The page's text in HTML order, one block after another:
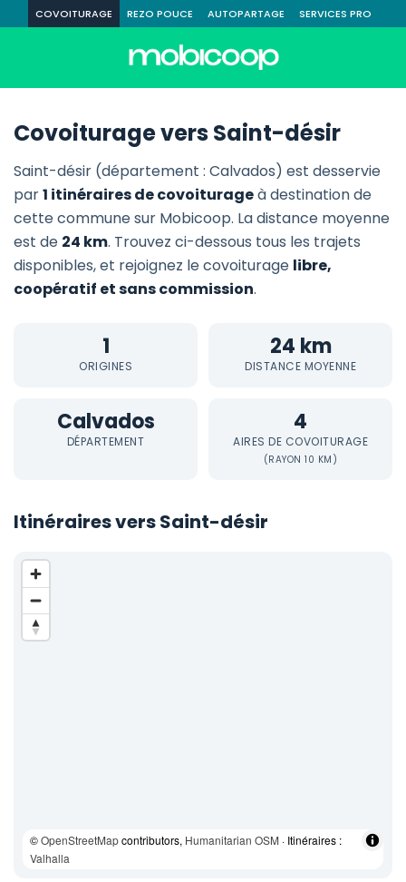
COVOITURAGE REZO POUCE AUTOPARTAGE SERVICES PRO
Covoiturage vers Saint-désir
Saint-désir (département : Calvados) est desservie
par1 itinéraires de covoiturageà destination de
cette commune sur Mobicoop. La distance moyenne
est de 24 km. Trouvez ci-dessous tous les trajets
disponibles, et rejoignez le covoiturage libre,
coopératif et sans commission.
1
ORIGINES
24 km
DISTANCE MOYENNE
Calvados
DÉPARTEMENT
4
AIRES DE COVOITURAGE
(RAYON 10 KM)
Itinéraires vers Saint-désir
©OpenStreetMapcontributors, Humanitarian OSM · Itinéraires :
Valhalla